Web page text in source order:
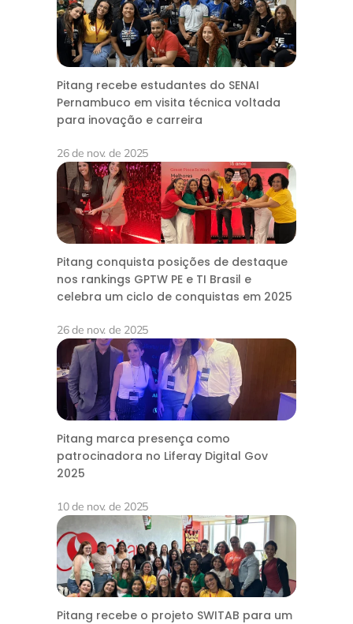
Pitang recebe estudantes do SENAI
Pernambuco em visita técnica voltada
para inovação e carreira
26 de nov. de 2025
Pitang conquista posições de destaque
nos rankings GPTW PE e TI Brasil e
celebra um ciclo de conquistas em 2025
26 de nov. de 2025
Pitang marca presença como
patrocinadora no Liferay Digital Gov
2025
10 de nov. de 2025
Pitang recebe o projeto SWITAB para um